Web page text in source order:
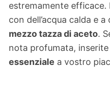
estremamente efficace.
con dell’acqua calda e
mezzo tazza di aceto.
nota profumata,
essenziale a vostro